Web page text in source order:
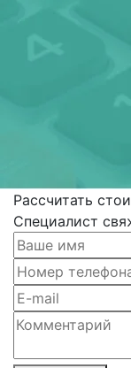
Рассчитать
Специалист